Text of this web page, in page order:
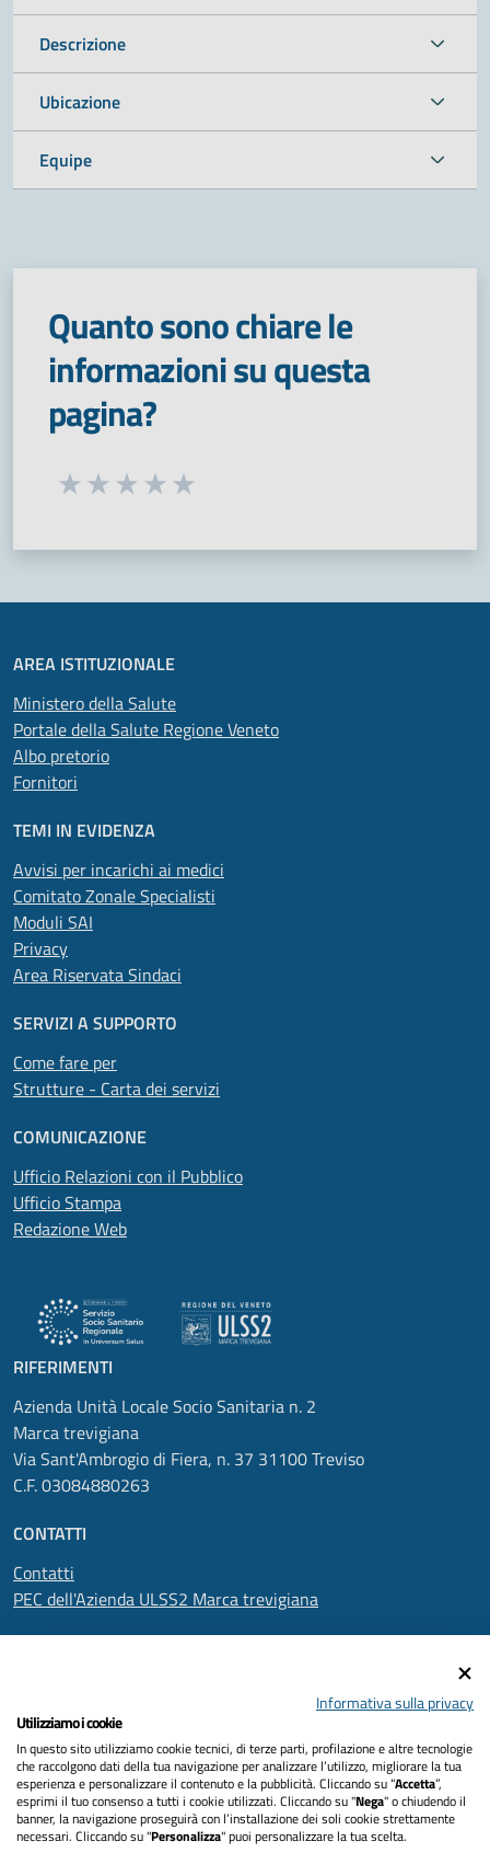
Descrizione
Ubicazione
Equipe
Quanto sono chiare le
informazioni su questa
pagina?
Seleziona una valutazione da 1 a 5 stelle
AREA ISTITUZIONALE
Ministero della Salute
Portale della Salute Regione Veneto
Albo pretorio
Fornitori
TEMI IN EVIDENZA
Avvisi per incarichi ai medici
Comitato Zonale Specialisti
Moduli SAI
Privacy
Area Riservata Sindaci
SERVIZI A SUPPORTO
Come fare per
Strutture - Carta dei servizi
COMUNICAZIONE
Ufficio Relazioni con il Pubblico
Ufficio Stampa
Redazione Web
RIFERIMENTI
Azienda Unità Locale Socio Sanitaria n. 2
Marca trevigiana
Via Sant'Ambrogio di Fiera, n. 37 31100 Treviso
C.F. 03084880263
CONTATTI
Contatti
PEC dell'Azienda ULSS2 Marca trevigiana
Informativa privacy
Dichiarazione di accessibilità
Note legali
Informativa sulla privacy
Utilizziamo i cookie
In questo sito utilizziamo cookie tecnici, di terze parti, profilazione e altre tecnologie
che raccolgono dati della tua navigazione per analizzare l’utilizzo, migliorare la tua
esperienza e personalizzare il contenuto e la pubblicità. Cliccando su “Accetta”,
esprimi il tuo consenso a tutti i cookie utilizzati. Cliccando su "Nega" o chiudendo il
banner, la navigazione proseguirà con l’installazione dei soli cookie strettamente
necessari. Cliccando su "Personalizza" puoi personalizzare la tua scelta.